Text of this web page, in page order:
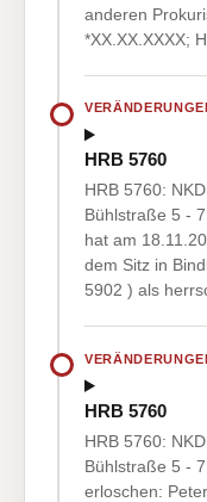
anderen
*XX.XX.XXXX;
HRB 5760
HRB 5760:
Bühlstraße 5 -
hat am
dem Sitz in
5902 ) als
HRB 5760
HRB 5760:
Bühlstraße 5 -
erloschen: